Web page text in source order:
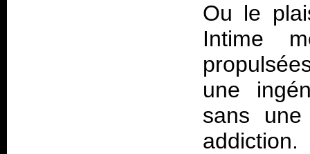
Ou le
Intime
une
sans
addiction.